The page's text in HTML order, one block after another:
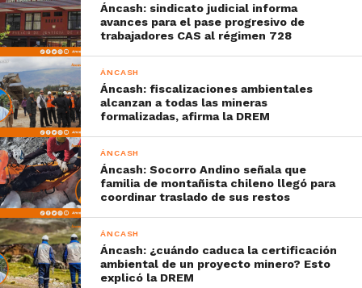
Áncash: sindicato judicial informa
avances para el pase progresivo de
trabajadores CAS al régimen 728
ÁNCASH
Áncash: fiscalizaciones ambientales
alcanzan a todas las mineras
formalizadas, afirma la DREM
ÁNCASH
Áncash: Socorro Andino señala que
familia de montañista chileno llegó para
coordinar traslado de sus restos
ÁNCASH
Áncash: ¿cuándo caduca la certificación
ambiental de un proyecto minero? Esto
explicó la DREM